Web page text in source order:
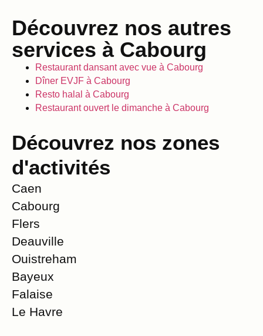
Découvrez nos autres
services à Cabourg
Restaurant dansant avec vue à Cabourg
Dîner EVJF à Cabourg
Resto halal à Cabourg
Restaurant ouvert le dimanche à Cabourg
Découvrez nos zones
d'activités
Caen
Cabourg
Flers
Deauville
Ouistreham
Bayeux
Falaise
Le Havre